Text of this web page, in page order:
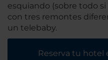
esquiando (sobre todo
con tres remontes
un telebaby.
Reserva tu hotel